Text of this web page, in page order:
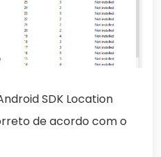
SDK Location
de acordo com o